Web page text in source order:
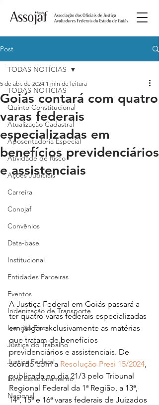
Post
TODAS NOTÍCIAS
Quinto Constitucional
Atualização Cadastral
Aposentadoria Especial
Atividade de Risco
Ações Judiciais
Carreira
Conojaf
Convênios
Data-base
Institucional
Entidades Parceiras
Eventos
Indenização de Transporte
Isenção Fiscal
Justiça do Trabalho
Justiça Federal
Livre Estacionamento
Nacional
TODAS NOTÍCIAS
Goiás contará com quatro
varas federais
especializadas em
benefícios previdenciários
e assistenciais
5 de abr. de 2024 1 min de leitura
A Justiça Federal em Goiás passará a
ter quatro varas federais especializadas
em julgar exclusivamente as matérias
que tratam de benefícios
previdenciários e assistenciais. De
acordo com a Resolução Presi 15/2024
publicada no dia 21/3 pelo Tribunal
Regional Federal da 1ª Região, a 13ª,
14ª, 15ª e 16ª varas federais de Juizados